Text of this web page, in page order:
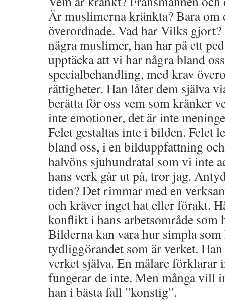
Är muslimerna kränkta? Bara om
överordnade. Vad har Vilks
några muslimer, han har på ett
upptäcka att vi har några bland
specialbehandling, med krav
rättigheter. Han låter dem själva
berätta för oss vem som kränker
inte emotioner, det är inte
Felet gestaltas inte i bilden. Felet
bland oss, i en bilduppfattning
halvöns sjuhundratal som vi inte
hans verk går ut på, tror jag.
tiden? Det rimmar med en
och kräver inget hat eller förakt.
konflikt i hans arbetsområde som
Bilderna kan vara hur simpla som
tydliggörandet som är verket.
verket själva. En målare förklarar
fungerar de inte. Men många vill
han i bästa fall ”konstig”.